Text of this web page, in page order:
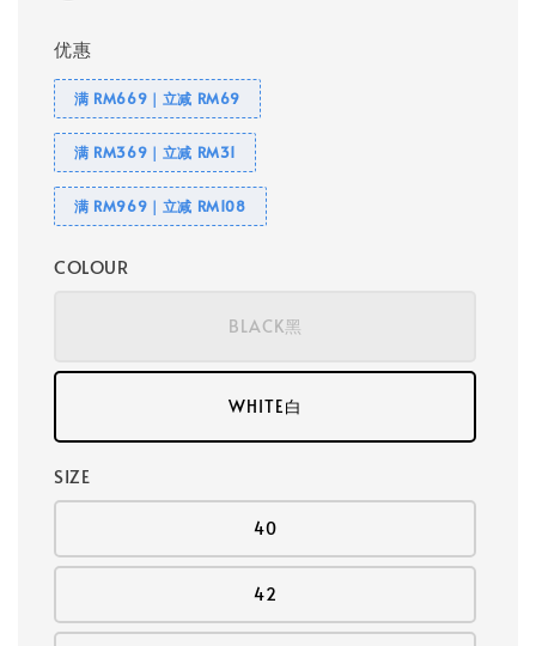
优惠
满 RM669｜立减 RM69
满 RM369｜立减 RM31
满 RM969｜立减 RM108
COLOUR
BLACK黑
WHITE白
SIZE
40
42